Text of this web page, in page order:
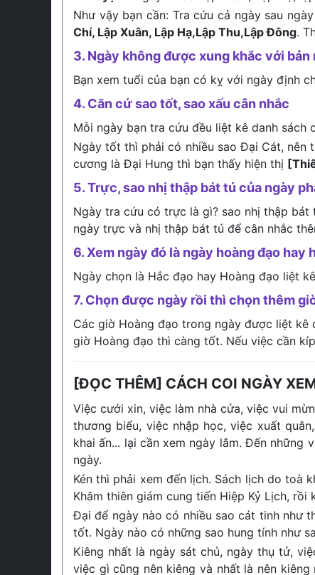
Như vậy bạn cần: Tra cứu cả ngày sau
Chí, Lập Xuân, Lập Hạ,Lập Thu,Lập Đông.
3. Ngày không được xung khắc với bản
Bạn xem tuổi của bạn có kỵ với ngày định
4. Căn cứ sao tốt, sao xấu cân nhắc
Mỗi ngày bạn tra cứu đều liệt kê danh
Ngày tốt thì phải có nhiều sao Đại Cát,
cương là Đại Hung thì bạn thấy hiện thị
5. Trực, sao nhị thập bát tú của ngày
Ngày tra cứu có trực là gì? sao nhị thập bát
ngày trực và nhị thập bát tú để cân nhắc
6. Xem ngày đó là ngày hoàng đạo hay
Ngày chọn là Hắc đạo hay Hoàng đạo liệt
7. Chọn được ngày rồi thì chọn thêm
Các giờ Hoàng đạo trong ngày được liệt
giờ Hoàng đạo thì càng tốt. Nếu việc cần
[ĐỌC THÊM] CÁCH COI NGÀY
Việc cưới xin, việc làm nhà cửa, việc vui
thương biểu, việc nhập học, việc xuất
khai ấn... lại cần xem ngày lắm. Đến
ngày.
Kén thì phải xem đến lịch. Sách lịch do toà
Khâm thiên giám cung tiến Hiệp Kỷ Lịch, rồi
Đại để ngày nào có nhiều sao cát tinh như
tốt. Ngày nào có những sao hung tính như
Kiêng nhất là ngày sát chủ, ngày thụ tử,
việc gì cũng nên kiêng và nhất là nên